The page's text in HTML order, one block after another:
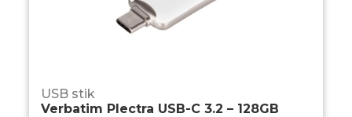
USB stik
Verbatim Plectra USB-C 3.2 – 128GB